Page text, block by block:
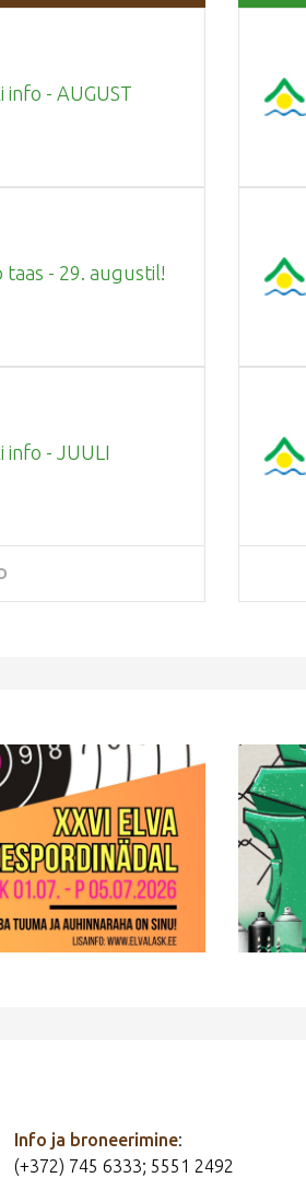
info - AUGUST
- 29. augustil!
info - JUULI
Info ja broneerimine:
(+372) 745 6333; 5551 2492